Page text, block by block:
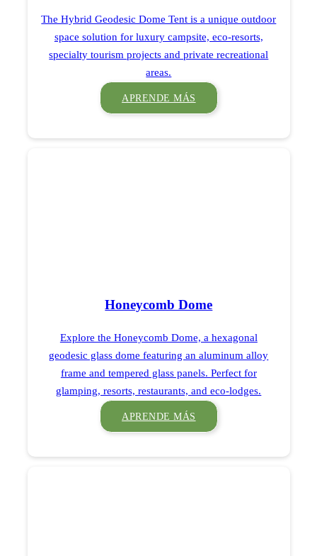
The Hybrid Geodesic Dome Tent is a unique outdoor
space solution for luxury campsite, eco-resorts,
specialty tourism projects and private recreational
areas.
APRENDE MÁS
Honeycomb Dome
Explore the Honeycomb Dome, a hexagonal
geodesic glass dome featuring an aluminum alloy
frame and tempered glass panels. Perfect for
glamping, resorts, restaurants, and eco-lodges.
APRENDE MÁS